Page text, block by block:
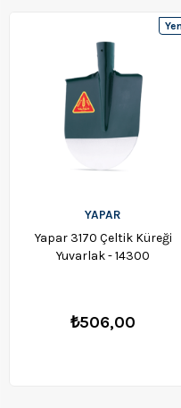
YAPAR
Yapar 3170 Çeltik Küreği
Yuvarlak - 14300
₺506,00